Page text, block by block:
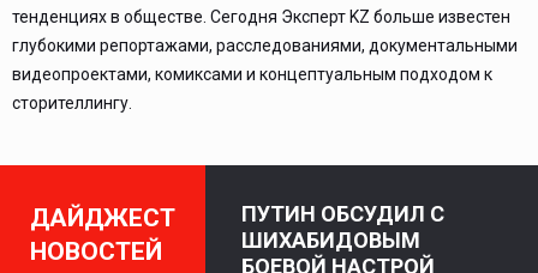
тенденциях в обществе. Сегодня Эксперт KZ больше известен
глубокими репортажами, расследованиями, документальными
видеопроектами, комиксами и концептуальным подходом к
сторителлингу.
ДАЙДЖЕСТ
НОВОСТЕЙ
ПУТИН ОБСУДИЛ С
ШИХАБИДОВЫМ
БОЕВОЙ НАСТРОЙ